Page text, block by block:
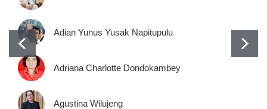
Adian Yunus Yusak Napitupulu
Adriana Charlotte Dondokambey
Agustina Wilujeng